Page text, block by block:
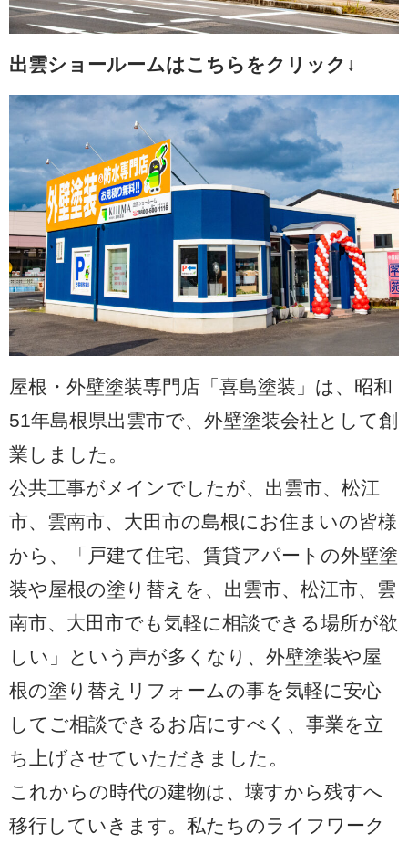
出雲ショールームはこちらをクリック↓
屋根・外壁塗装専門店「喜島塗装」は、昭和
51年島根県出雲市で、外壁塗装会社として創
業しました。
公共工事がメインでしたが、出雲市、松江
市、雲南市、大田市の島根にお住まいの皆様
から、「戸建て住宅、賃貸アパートの外壁塗
装や屋根の塗り替えを、出雲市、松江市、雲
南市、大田市でも気軽に相談できる場所が欲
しい」という声が多くなり、外壁塗装や屋
根の塗り替えリフォームの事を気軽に安心
してご相談できるお店にすべく、事業を立
ち上げさせていただきました。
これからの時代の建物は、壊すから残すへ
移行していきます。私たちのライフワーク